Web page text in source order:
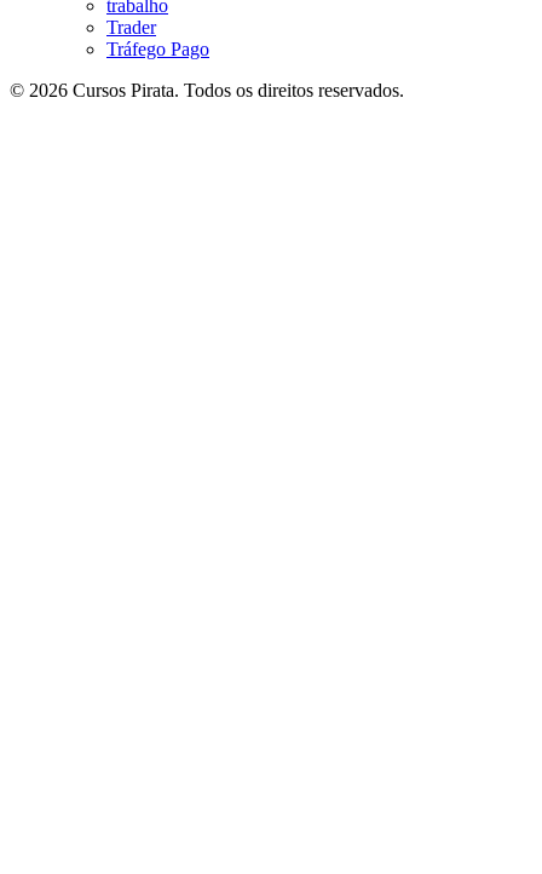
trabalho
Trader
Tráfego Pago
© 2026 Cursos Pirata. Todos os direitos reservados.